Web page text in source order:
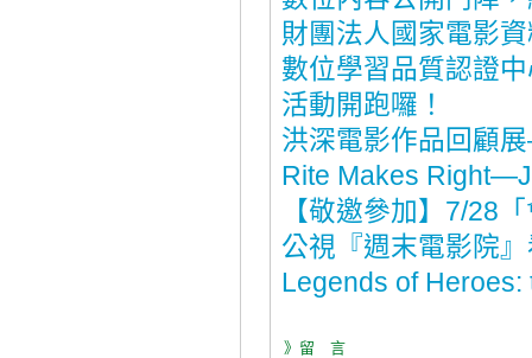
財團法人國家電影
數位學習品質認證
活動開跑囉！
洪深電影作品回顧
Rite Makes
【敬邀參加】7/28
公視『週末電影院
Legends of
》留 言